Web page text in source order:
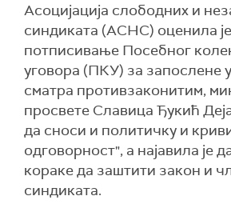
Асоцијација слободних и
синдиката (АСНС) оценила
потписивање Посебног
уговора (ПКУ) за запослене
сматра противзаконитим,
просвете Славица Ђукић
да сноси и политичку и
одговорност", а најавила је
кораке да заштити закон и
синдиката.